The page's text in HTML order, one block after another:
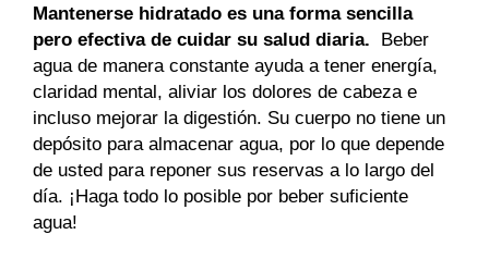
Mantenerse hidratado es una forma sencilla
pero efectiva de cuidar su salud diaria. Beber
agua de manera constante ayuda a tener energía,
claridad mental, aliviar los dolores de cabeza e
incluso mejorar la digestión. Su cuerpo no tiene un
depósito para almacenar agua, por lo que depende
de usted para reponer sus reservas a lo largo del
día. ¡Haga todo lo posible por beber suficiente
agua!